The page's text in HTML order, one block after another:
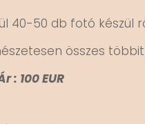
40-50 db fotó készül
összes
: 100 EUR